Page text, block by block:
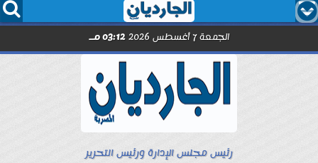
  
الجمعة 7 أغسطس 2026 03:12 مـ
رئيس مجلس الإدارة ورئيس التحرير